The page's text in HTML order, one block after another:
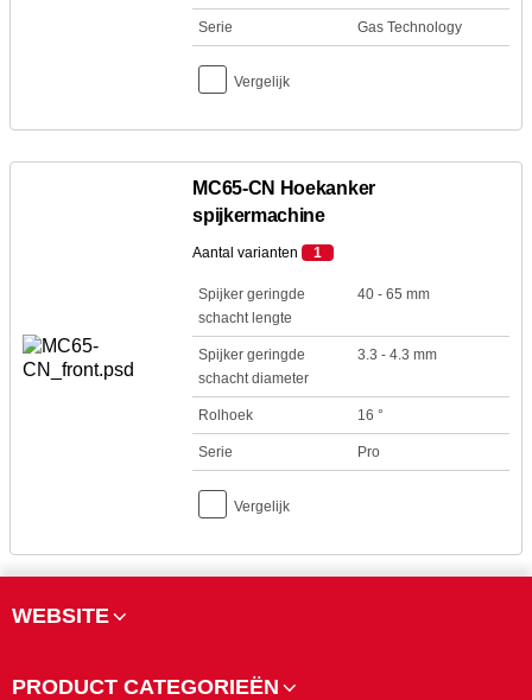
Serie Gas Technology
Vergelijk
MC65-CN Hoekanker
spijkermachine
Aantal varianten 1
Spijker geringde
schacht lengte
40 - 65 mm
Spijker geringde
schacht diameter
3.3 - 4.3 mm
Rolhoek 16 °
Serie Pro
Vergelijk
WEBSITE
PRODUCT CATEGORIEËN